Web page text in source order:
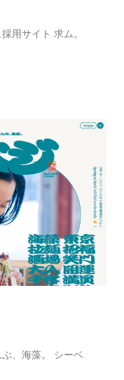
用サイト 求ム。
、海藻。 シーベ